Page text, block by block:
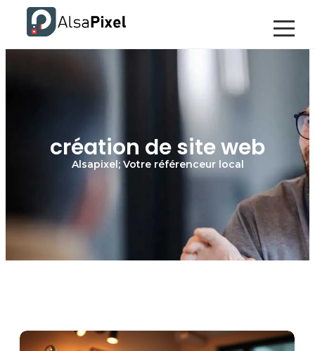
création de site web
Alsapixel; Votre référenceur local